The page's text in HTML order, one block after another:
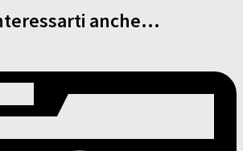
anche...